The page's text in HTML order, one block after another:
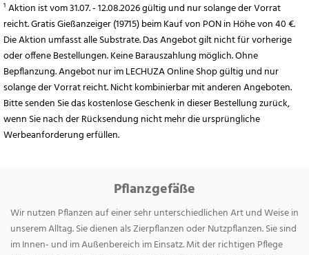
¹ Aktion ist vom 31.07. - 12.08.2026 gültig und nur solange der Vorrat
reicht. Gratis Gießanzeiger (19715) beim Kauf von PON in Höhe von 40 €.
Die Aktion umfasst alle Substrate. Das Angebot gilt nicht für vorherige
oder offene Bestellungen. Keine Barauszahlung möglich. Ohne
Bepflanzung. Angebot nur im LECHUZA Online Shop gültig und nur
solange der Vorrat reicht. Nicht kombinierbar mit anderen Angeboten.
Bitte senden Sie das kostenlose Geschenk in dieser Bestellung zurück,
wenn Sie nach der Rücksendung nicht mehr die ursprüngliche
Werbeanforderung erfüllen.
Pflanzgefäße
Wir nutzen Pflanzen auf einer sehr unterschiedlichen Art und Weise in
unserem Alltag. Sie dienen als Zierpflanzen oder Nutzpflanzen. Sie sind
im Innen- und im Außenbereich im Einsatz. Mit der richtigen Pflege